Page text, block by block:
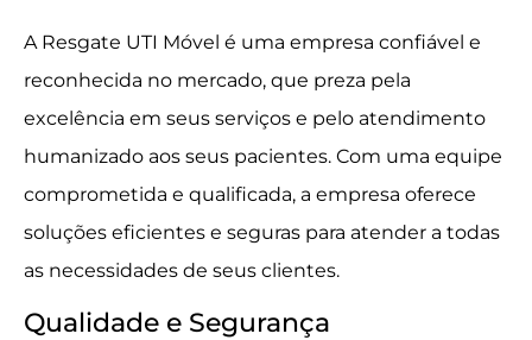
A Resgate UTI Móvel é uma empresa confiável e
reconhecida no mercado, que preza pela
excelência em seus serviços e pelo atendimento
humanizado aos seus pacientes. Com uma equipe
comprometida e qualificada, a empresa oferece
soluções eficientes e seguras para atender a todas
as necessidades de seus clientes.
Qualidade e Segurança